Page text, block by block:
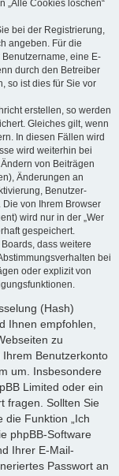
„Alle Cookies löschen“
bei der Registrierung,
angeben. Für die
eine E-
durch den Betreiber
so ist dies für Sie vor
erstellen, so werden
Gleiches gilt, wenn
In diesen Fällen wird
wird weiterhin bei
von Beiträgen
Änderungen an
Benutzer-
von Ihrem Browser
wird nur in der „Wer
gespeichert.
dass weitere
bei
oder explizit von
(Hash)
Ihnen empfohlen,
zu
Benutzerkonto
um. Insbesondere
Limited oder ein
fragen. Sollten Sie
die Funktion „Ich
phpBB-Software
Ihrer E-Mail-
Passwort an